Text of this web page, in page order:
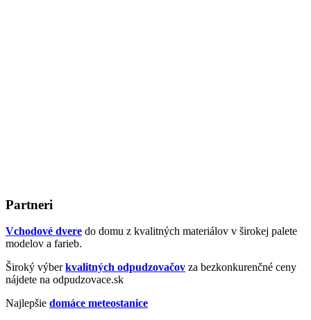
Partneri
Vchodové dvere do domu z kvalitných materiálov v širokej palete
modelov a farieb.
Široký výberkvalitných odpudzovačov za bezkonkurenčné ceny
nájdete na odpudzovace.sk
Najlepšie domáce meteostanice